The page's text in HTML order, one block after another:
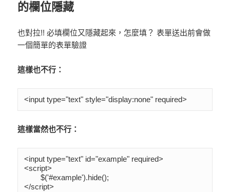
的欄位隱藏
也對拉!! 必填欄位又隱藏起來，怎麼填？ 表單送出前會做
一個簡單的表單驗證
這樣也不行：
<input type="text" style="display:none" required>
這樣當然也不行：
<input type="text" id="example" required>
<script>
	$('#example').hide();
</script>